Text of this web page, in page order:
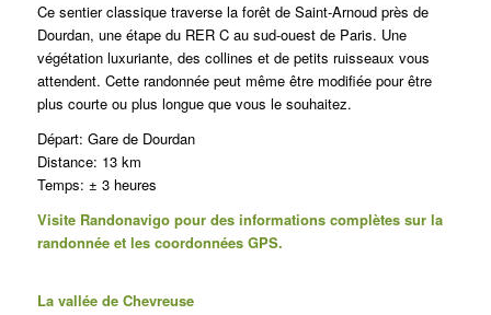
Ce sentier classique traverse la forêt de Saint-Arnoud près de
Dourdan, une étape du RER C au sud-ouest de Paris. Une
végétation luxuriante, des collines et de petits ruisseaux vous
attendent. Cette randonnée peut même être modifiée pour être
plus courte ou plus longue que vous le souhaitez.
Départ: Gare de Dourdan
Distance: 13 km
Temps: ± 3 heures
Visite Randonavigopour des informations complètes sur la
randonnée et les coordonnées GPS.
La vallée de Chevreuse